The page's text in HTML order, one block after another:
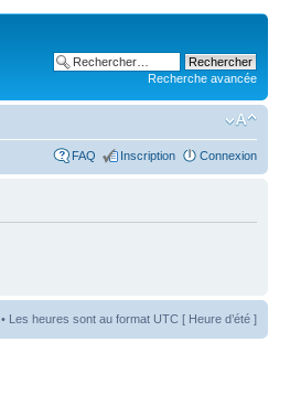
Recherche avancée
FAQ Inscription Connexion
• Les heures sont au format UTC [ Heure d’été ]